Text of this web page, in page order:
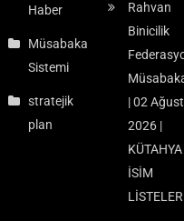
Haber
Müsabaka
Sistemi
stratejik
plan
Rahvan
Binicilik
| 02
2026 |
KÜTAHYA
İSİM